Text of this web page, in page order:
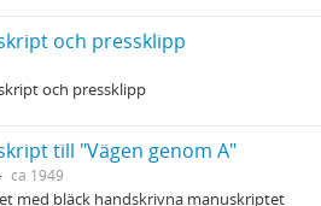
och pressklipp
och pressklipp
till "Vägen genom A"
ca 1949
med bläck handskrivna manuskriptet